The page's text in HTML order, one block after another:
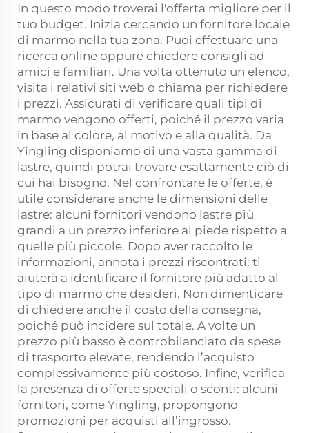
In questo modo troverai l'offerta migliore per il
tuo budget. Inizia cercando un fornitore locale
di marmo nella tua zona. Puoi effettuare una
ricerca online oppure chiedere consigli ad
amici e familiari. Una volta ottenuto un elenco,
visita i relativi siti web o chiama per richiedere
i prezzi. Assicurati di verificare quali tipi di
marmo vengono offerti, poiché il prezzo varia
in base al colore, al motivo e alla qualità. Da
Yingling disponiamo di una vasta gamma di
lastre, quindi potrai trovare esattamente ciò di
cui hai bisogno. Nel confrontare le offerte, è
utile considerare anche le dimensioni delle
lastre: alcuni fornitori vendono lastre più
grandi a un prezzo inferiore al piede rispetto a
quelle più piccole. Dopo aver raccolto le
informazioni, annota i prezzi riscontrati: ti
aiuterà a identificare il fornitore più adatto al
tipo di marmo che desideri. Non dimenticare
di chiedere anche il costo della consegna,
poiché può incidere sul totale. A volte un
prezzo più basso è controbilanciato da spese
di trasporto elevate, rendendo l’acquisto
complessivamente più costoso. Infine, verifica
la presenza di offerte speciali o sconti: alcuni
fornitori, come Yingling, propongono
promozioni per acquisti all’ingrosso.